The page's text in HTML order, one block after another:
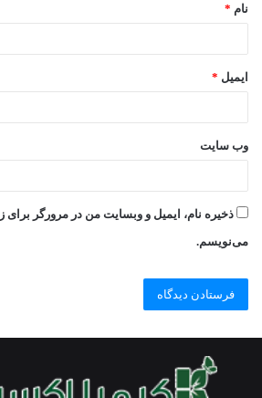
نام *
ایمیل *
وب‌ سایت
ذخیره نام، ایمیل و وبسایت من در مرورگر برای
می‌نویسم.